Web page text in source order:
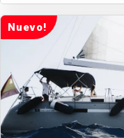
Nuevo!